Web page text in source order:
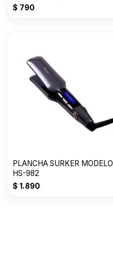
$ 790
PLANCHA SURKER MODELO
HS-982
$ 1.890